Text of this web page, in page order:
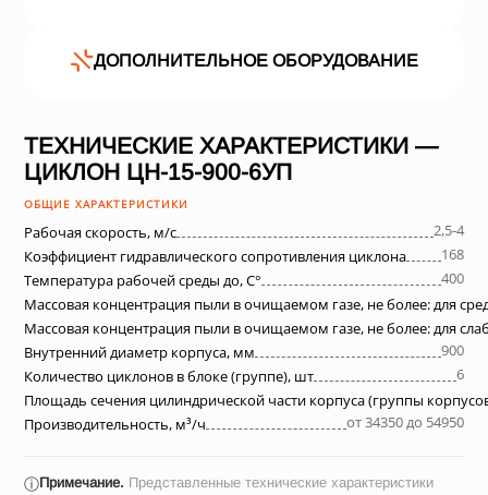
ДОПОЛНИТЕЛЬНОЕ ОБОРУДОВАНИЕ
ТЕХНИЧЕСКИЕ ХАРАКТЕРИСТИКИ —
ЦИКЛОН ЦН-15-900-6УП
ОБЩИЕ ХАРАКТЕРИСТИКИ
Рабочая скорость, м/с
2,5-4
Коэффициент гидравлического сопротивления циклона
168
Температура рабочей среды до, С°
400
Массовая концентрация пыли в очищаемом газе, не более: для
Массовая концентрация пыли в очищаемом газе, не более: для
Внутренний диаметр корпуса, мм
900
Количество циклонов в блоке (группе), шт
6
Площадь сечения цилиндрической части корпуса (группы
Производительность, м³/ч
от 34350 до 54950
ⓘПримечание. Представленные технические характеристики